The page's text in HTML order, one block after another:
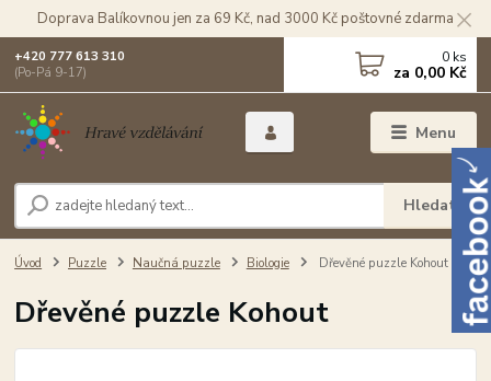
Doprava Balíkovnou jen za 69 Kč, nad 3000 Kč poštovné zdarma
Menu
Hledat
+420 777 613 310
(Po-Pá 9-17)
0 ks
za 0,00 Kč
Úvod Puzzle Naučná puzzle Biologie Dřevěné puzzle Kohout
Dřevěné puzzle Kohout